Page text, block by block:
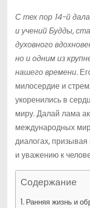
С тех пор 14-й
и учений Будды,
духовного
но и одним из
нашего времени.
милосердие и
укоренились в
миру. Далай лама
международных
диалогах, призывая
и уважению к
Содержание
Ранняя жизнь и